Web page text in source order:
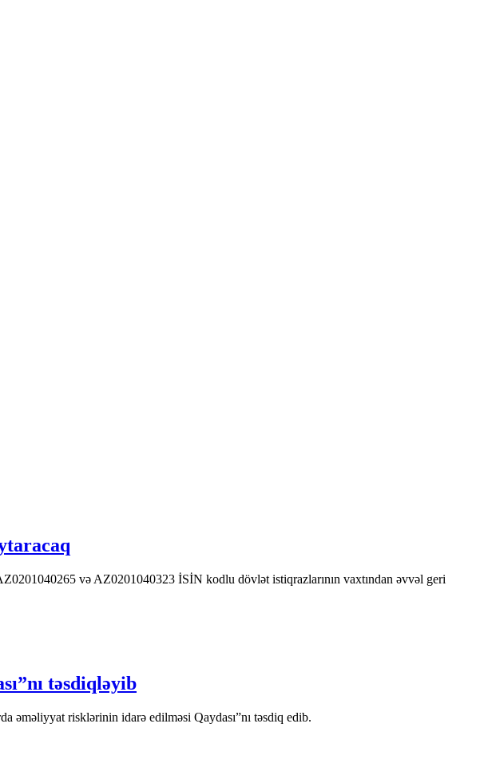
və AZ0201040323 İSİN kodlu dövlət istiqrazlarının vaxtından əvvəl geri
təsdiqləyib
əməliyyat risklərinin idarə edilməsi Qaydası”nı təsdiq edib.